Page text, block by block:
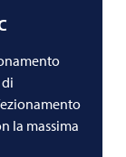
la massima